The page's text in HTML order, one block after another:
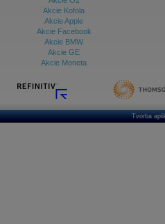
Akcie Kofola
Akcie Apple
Akcie Facebook
Akcie BMW
Akcie GE
Akcie Moneta
Tvorba